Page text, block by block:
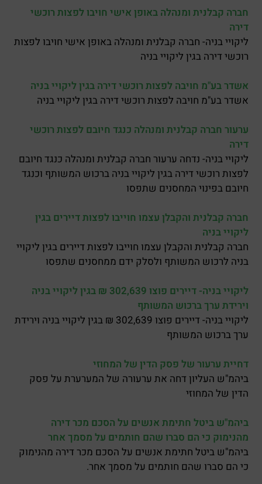
חברה קבלנית ומנהלה באופן אישי חויבו לפצות רוכשי
דירה
ליקויי בניה- חברה קבלנית ומנהלה באופן אישי חויבו לפצות
רוכשי דירה בגין ליקויי בניה
אשדר בע"מ חויבה לפצות רוכשי דירה בגין ליקויי בניה
אשדר בע"מ חויבה לפצות רוכשי דירה בגין ליקויי בניה
ערעור חברה קבלנית ומנהלה כנגד חיובם לפצות רוכשי
דירה
ליקויי בניה- נדחה ערעור חברה קבלנית ומנהלה כנגד חיובם
לפצות רוכשי דירה בגין ליקויי בניה ברכוש המשותף וכנגד
חיובם בפינוי המחסנים שתפסו
חברה קבלנית והקבלן עצמו חוייבו לפצות דיירים בגין
ליקויי בניה
חברה קבלנית והקבלן עצמו חוייבו לפצות דיירים בגין ליקויי
בניה לרכוש המשותף ולסלק ידם ממחסנים שתפסו
ליקויי בניה- דיירים פוצו 302,639 ₪ בגין ליקויי בניה
וירידת ערך ברכוש המשותף
ליקויי בניה- דיירים פוצו 302,639 ₪ בגין ליקויי בניה וירידת
ערך ברכוש המשותף
דחיית ערעור של פסק הדין של המחוזי
ביהמ"ש העליון דחה את ערעורה של המערערת על פסק
הדין של המחוזי
ביהמ"ש ביטל חתימת אנשים על הסכם מכר דירה
מהנימוק כי הם סברו שהם חותמים על מסמך אחר
ביהמ"ש ביטל חתימת אנשים על הסכם מכר דירה מהנימוק
כי הם סברו שהם חותמים על מסמך אחר.